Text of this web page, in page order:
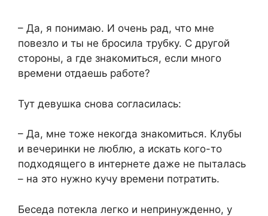
– Да, я понимаю. И очень рад, что мне
повезло и ты не бросила трубку. С другой
стороны, а где знакомиться, если много
времени отдаешь работе?
Тут девушка снова согласилась:
– Да, мне тоже некогда знакомиться. Клубы
и вечеринки не люблю, а искать кого-то
подходящего в интернете даже не пыталась
– на это нужно кучу времени потратить.
Беседа потекла легко и непринужденно, у